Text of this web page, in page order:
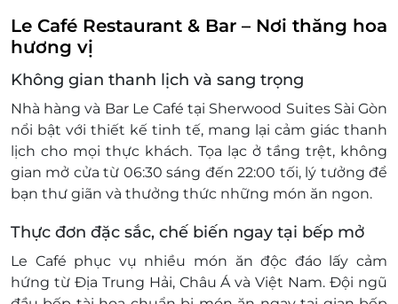
mất hoặc ở trạng thái "đã sử dụng" với bất kỳ lý
do gì.
LifeLink sẽ không chịu trách nhiệm đối với các
tranh chấp về sau giữa khách hàng và nhà cung
cấp.
LifeLink có quyền sửa chữa hoặc thay đổi điều
khoản và điều kiện sử dụng mà không thông
báo trước.
Le Café Restaurant & Bar – Nơi thăng hoa
hương vị
Không gian thanh lịch và sang trọng
Nhà hàng và Bar Le Café tại Sherwood Suites Sài Gòn
nổi bật với thiết kế tinh tế, mang lại cảm giác thanh
lịch cho mọi thực khách. Tọa lạc ở tầng trệt, không
gian mở cửa từ 06:30 sáng đến 22:00 tối, lý tưởng để
bạn thư giãn và thưởng thức những món ăn ngon.
Thực đơn đặc sắc, chế biến ngay tại bếp mở
Le Café phục vụ nhiều món ăn độc đáo lấy cảm
hứng từ Địa Trung Hải, Châu Á và Việt Nam. Đội ngũ